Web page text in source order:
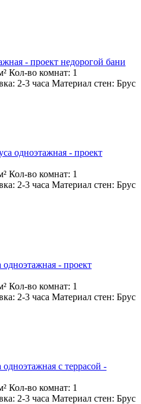
- проект недорогой бани
Кол-во комнат: 1
2-3 часа Материал стен: Брус
одноэтажная - проект
Кол-во комнат: 1
2-3 часа Материал стен: Брус
одноэтажная - проект
Кол-во комнат: 1
2-3 часа Материал стен: Брус
одноэтажная с террасой -
Кол-во комнат: 1
2-3 часа Материал стен: Брус